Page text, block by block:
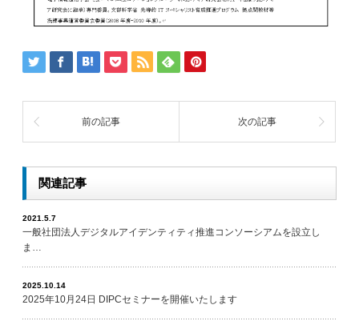
前の記事 次の記事
関連記事
2021.5.7
一般社団法人デジタルアイデンティティ推進コンソーシアムを設立し
ま…
2025.10.14
2025年10月24日 DIPCセミナーを開催いたします